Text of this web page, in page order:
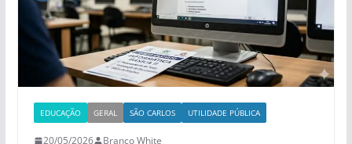
EDUCAÇÃO GERAL SÃO CARLOS UTILIDADE PÚBLICA
20/05/2026 Branco White